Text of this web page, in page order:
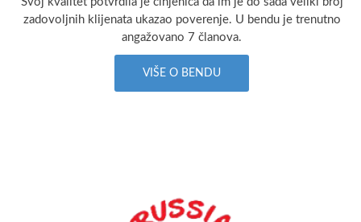
zadovoljnih klijenata ukazao poverenje. U bendu je trenutno
angažovano 7 članova.
VIŠE O BENDU